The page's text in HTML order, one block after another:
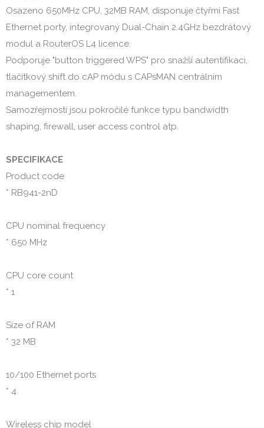
Osazeno 650MHz CPU, 32MB RAM, disponuje čtyřmi Fast
Ethernet porty, integrovaný Dual-Chain 2.4GHz bezdrátový
modul a RouterOS L4 licence.
Podporuje "button triggered WPS" pro snažší autentifikaci,
tlačítkový shift do cAP módu s CAPsMAN centrálním
managementem.
Samozřejmostí jsou pokročilé funkce typu bandwidth
shaping, firewall, user access control atp.
SPECIFIKACE
Product code
* RB941-2nD
CPU nominal frequency
* 650 MHz
CPU core count
* 1
Size of RAM
* 32 MB
10/100 Ethernet ports
* 4
Wireless chip model